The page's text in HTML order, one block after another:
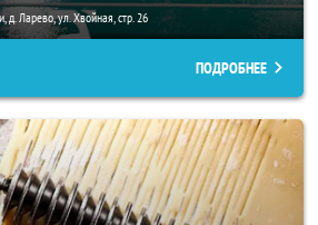
д. Ларево, ул. Хвойная, стр. 26
ПОДРОБНЕЕ